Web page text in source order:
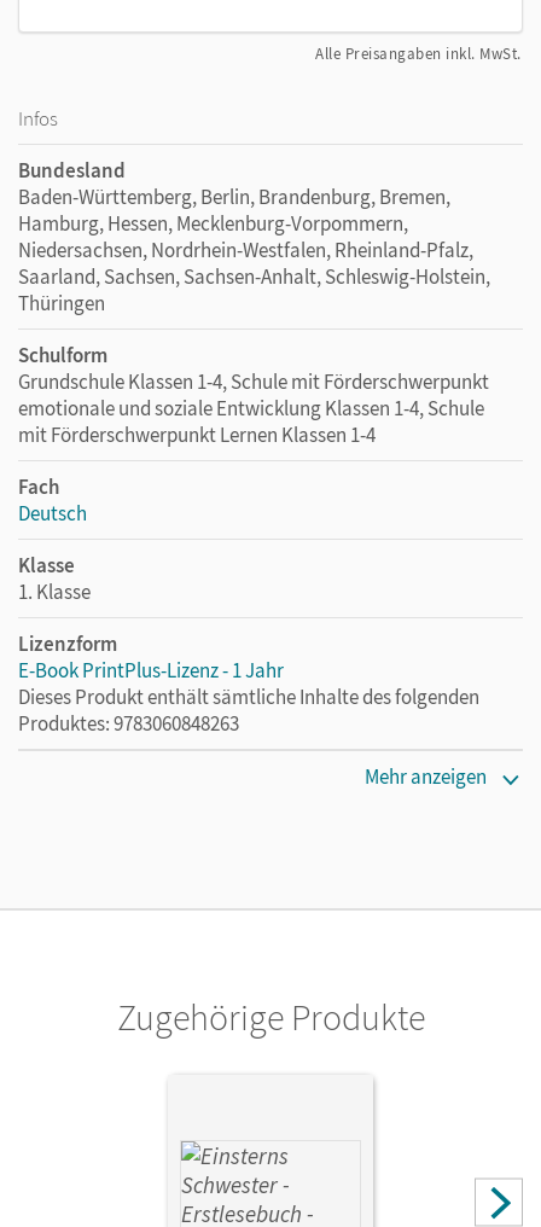
Alle Preisangaben inkl. MwSt.
Infos
Bundesland
Baden-Württemberg, Berlin, Brandenburg, Bremen,
Hamburg, Hessen, Mecklenburg-Vorpommern,
Niedersachsen, Nordrhein-Westfalen, Rheinland-Pfalz,
Saarland, Sachsen, Sachsen-Anhalt, Schleswig-Holstein,
Thüringen
Schulform
Grundschule Klassen 1-4, Schule mit Förderschwerpunkt
emotionale und soziale Entwicklung Klassen 1-4, Schule
mit Förderschwerpunkt Lernen Klassen 1-4
Fach
Deutsch
Klasse
1. Klasse
Lizenzform
E-Book PrintPlus-Lizenz - 1 Jahr
Dieses Produkt enthält sämtliche Inhalte des folgenden
Produktes: 9783060848263
ein Jahr lang ergänzend zum Print-Titel nutzen möchten.
Cornelsen Verlag
Maurach, Jutta; Pfeifer, Katrin; Schwaighofer, Alexandra
Mehr anzeigen
Zugehörige Produkte